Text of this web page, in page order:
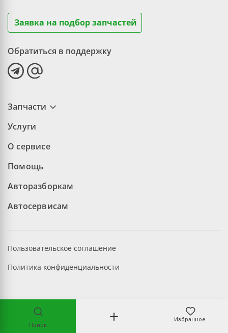
Поиск
Избранное
Заявка на подбор запчастей
Обратиться в поддержку
Запчасти
Услуги
О сервисе
Помощь
Авторазборкам
Автосервисам
©2026 aopt.ru — Все права защищены
Пользовательское соглашение
Политика конфиденциальности